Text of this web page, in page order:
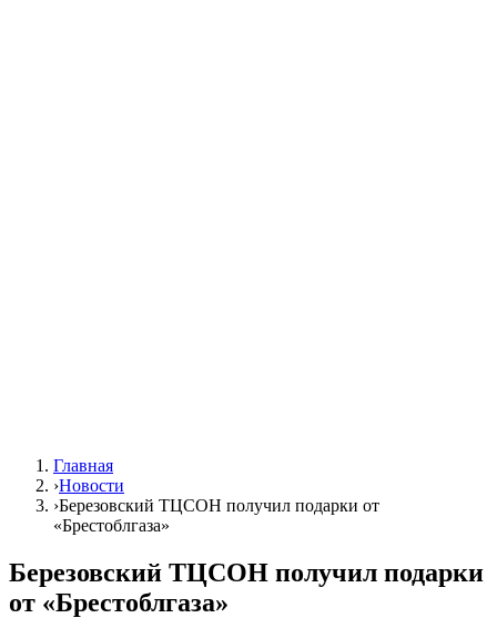
Главная
›Новости
›Березовский ТЦСОН получил подарки от
«Брестоблгаза»
Березовский ТЦСОН получил подарки
от «Брестоблгаза»